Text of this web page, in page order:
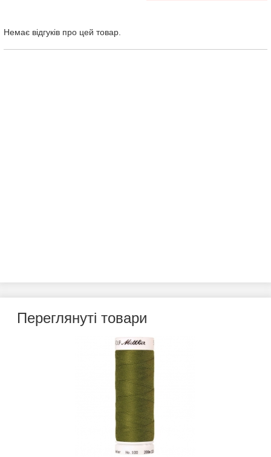
Немає відгуків про цей товар.
Переглянуті товари